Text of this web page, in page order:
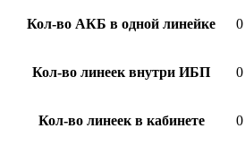
Кол-во АКБ в одной линейке 0
Кол-во линеек внутри ИБП 0
Кол-во линеек в кабинете 0